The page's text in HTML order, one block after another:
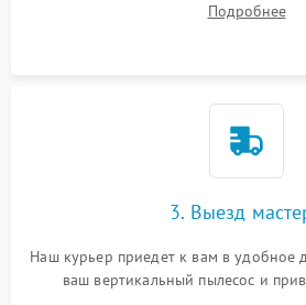
Подробнее
3. Выезд
Наш курьер приедет к вам в удобное
ваш вертикальный пылесос и